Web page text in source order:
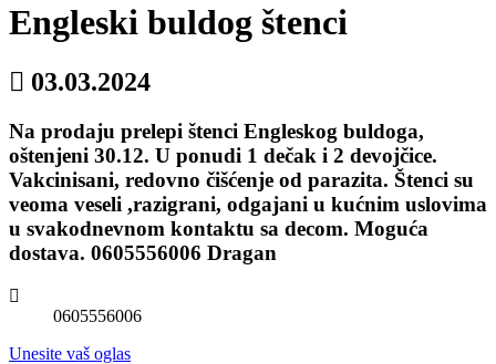
Engleski buldog štenci
03.03.2024
Na prodaju prelepi štenci Engleskog buldoga,
oštenjeni 30.12. U ponudi 1 dečak i 2 devojčice.
Vakcinisani, redovno čišćenje od parazita. Štenci su
veoma veseli ,razigrani, odgajani u kućnim uslovima
u svakodnevnom kontaktu sa decom. Moguća
dostava. 0605556006 Dragan
0605556006
Unesite vaš oglas